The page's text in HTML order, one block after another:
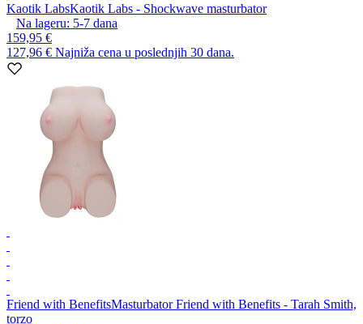
Kaotik LabsKaotik Labs - Shockwave masturbator
Na lageru: 5-7 dana
159,95 €
127,96 € Najniža cena u poslednjih 30 dana.
Friend with BenefitsMasturbator Friend with Benefits - Tarah Smith,
torzo